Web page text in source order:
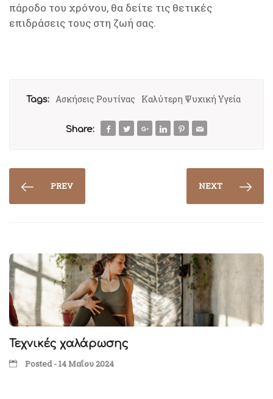
πάροδο του χρόνου, θα δείτε τις θετικές
επιδράσεις τους στη ζωή σας.
Tags: Ασκήσεις Ρουτίνας Καλύτερη Ψυχική Υγεία
Share:
PREV NEXT
Τεχνικές χαλάρωσης
Posted - 14 Μαΐου 2024